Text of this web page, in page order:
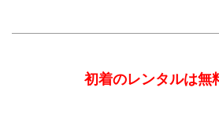
初着のレンタルは無